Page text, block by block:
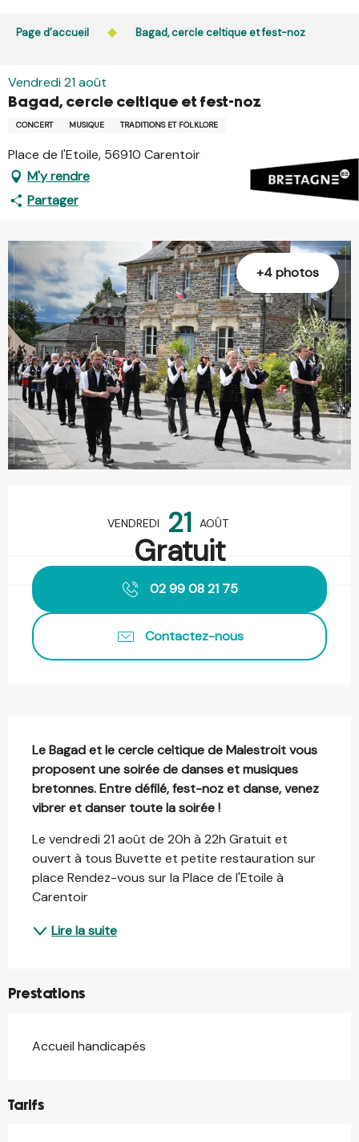
est interdit chaque jour de 21h à 5h en Ille-et-Vilaine et
Page d’accueil Bagad, cercle celtique et fest-noz
Vendredi 21 août
Bagad, cercle celtique et fest-noz
CONCERT MUSIQUE TRADITIONS ET FOLKLORE
Place de l'Etoile, 56910 Carentoir
M'y rendre
Partager
+4 photos
VENDREDI 21 AOÛT
Gratuit
02 99 08 21 75
Contactez-nous
Le Bagad et le cercle celtique de Malestroit vous
proposent une soirée de danses et musiques
bretonnes. Entre défilé, fest-noz et danse, venez
vibrer et danser toute la soirée !
Le vendredi 21 août de 20h à 22h Gratuit et
ouvert à tous Buvette et petite restauration sur
place Rendez-vous sur la Place de l'Etoile à
Carentoir
Lire la suite
Prestations
Accueil handicapés
Tarifs